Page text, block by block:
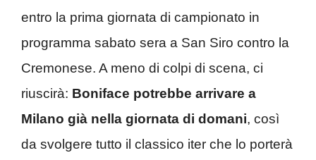
entro la prima giornata di campionato in
programma sabato sera a San Siro contro la
Cremonese. A meno di colpi di scena, ci
riuscirà: Boniface potrebbe arrivare a
Milano già nella giornata di domani, così
da svolgere tutto il classico iter che lo porterà